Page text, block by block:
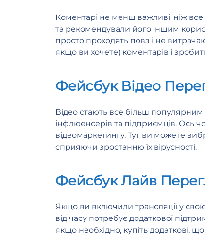
Коментарі не менш важливі, ніж
та рекомендували його іншим
просто проходять повз і не
якщо ви хочете) коментарів і
Фейсбук Відео
Відео стають все більш
інфлюенсерів та підприємців. Ось
відеомаркетингу. Тут ви можете
сприяючи зростанню їх вірусності.
Фейсбук Лайв
Якщо ви включили трансляції у
від часу потребує додаткової
якщо необхідно, купіть додаткові,